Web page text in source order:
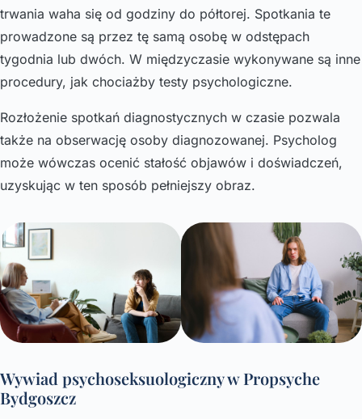
trwania waha się od godziny do półtorej. Spotkania te
prowadzone są przez tę samą osobę w odstępach
tygodnia lub dwóch. W międzyczasie wykonywane są inne
procedury, jak chociażby testy psychologiczne.
Rozłożenie spotkań diagnostycznych w czasie pozwala
także na obserwację osoby diagnozowanej. Psycholog
może wówczas ocenić stałość objawów i doświadczeń,
uzyskując w ten sposób pełniejszy obraz.
Wywiad psychoseksuologiczny w Propsyche
Bydgoszcz